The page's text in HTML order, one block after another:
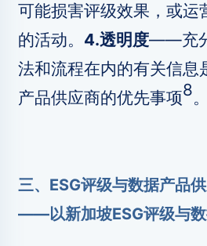
可能损害评级效果，或运
的活动。 4.透明度——充
法和流程在内的有关信息
产品供应商的优先事项8。
三、ESG评级与数据产品
——以新加坡ESG评级与数